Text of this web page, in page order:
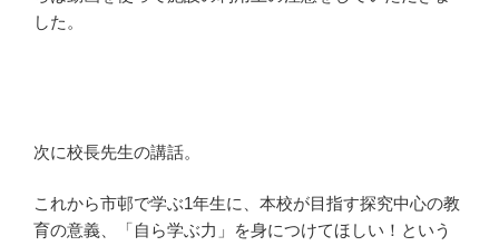
した。
次に校長先生の講話。
これから市邨で学ぶ1年生に、本校が目指す探究中心の教
育の意義、「自ら学ぶ力」を身につけてほしい！という